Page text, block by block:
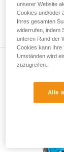
Sie
Wir
noch
Im Artikel
unserer Website
Cookies und/oder
Ihres gesamten
widerrufen, indem
unteren Rand der
Cookies kann Ihre
Umständen wird
zuzugreifen.
Alle